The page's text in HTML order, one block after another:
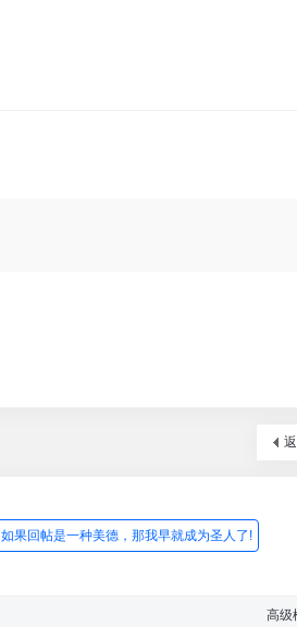
如果回帖是一种美德，那我早就成为圣人了!
高级